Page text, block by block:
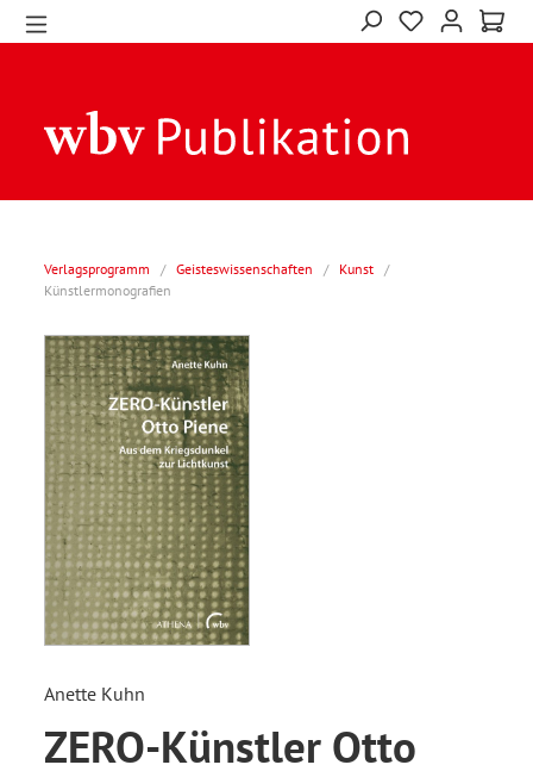
Verlagsprogramm / Geisteswissenschaften / Kunst /
Künstlermonografien
Anette Kuhn
ZERO-Künstler Otto